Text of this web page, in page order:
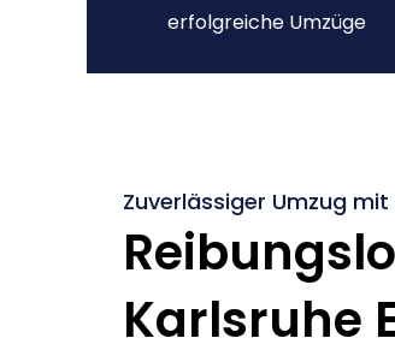
erfolgreiche Umzüge
Zuverlässiger Umzug mit
Karlsruhe